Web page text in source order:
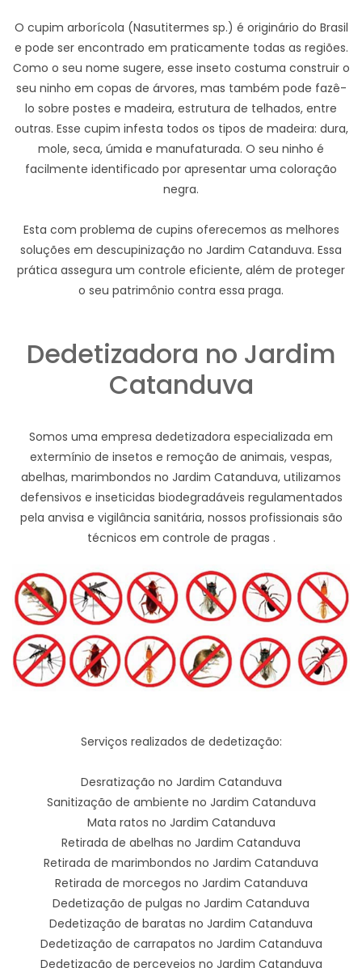
O cupim arborícola (Nasutitermes sp.) é originário do Brasil
e pode ser encontrado em praticamente todas as regiões.
Como o seu nome sugere, esse inseto costuma construir o
seu ninho em copas de árvores, mas também pode fazê-
lo sobre postes e madeira, estrutura de telhados, entre
outras. Esse cupim infesta todos os tipos de madeira: dura,
mole, seca, úmida e manufaturada. O seu ninho é
facilmente identificado por apresentar uma coloração
negra.
Esta com problema de cupins oferecemos as melhores
soluções em descupinização no Jardim Catanduva. Essa
prática assegura um controle eficiente, além de proteger
o seu patrimônio contra essa praga.
Dedetizadora no Jardim
Catanduva
Somos uma empresa dedetizadora especializada em
extermínio de insetos e remoção de animais, vespas,
abelhas, marimbondos no Jardim Catanduva, utilizamos
defensivos e inseticidas biodegradáveis regulamentados
pela anvisa e vigilância sanitária, nossos profissionais são
técnicos em controle de pragas .
Serviços realizados de dedetização:
Desratização no Jardim Catanduva
Sanitização de ambiente no Jardim Catanduva
Mata ratos no Jardim Catanduva
Retirada de abelhas no Jardim Catanduva
Retirada de marimbondos no Jardim Catanduva
Retirada de morcegos no Jardim Catanduva
Dedetização de pulgas no Jardim Catanduva
Dedetização de baratas no Jardim Catanduva
Dedetização de carrapatos no Jardim Catanduva
Dedetização de percevejos no Jardim Catanduva